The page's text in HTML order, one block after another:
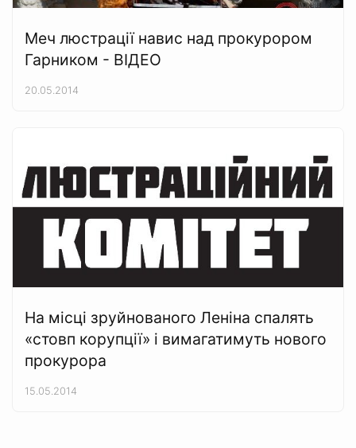
Меч люстрації навис над прокурором
Гарником - ВІДЕО
20.05.2014
На місці зруйнованого Леніна спалять
«стовп корупції» і вимагатимуть нового
прокурора
15.05.2014